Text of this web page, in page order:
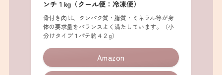
ンチ１kg（クール便：冷凍便）
骨付き肉は、タンパク質・脂質・ミネラル等が身
体の要求量をバランスよく満たしています。（小
分けタイプ１パテ約４２g）
Amazon